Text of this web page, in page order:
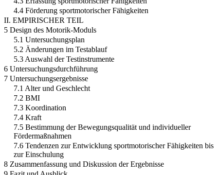
4.4 Förderung sportmotorischer Fähigkeiten
II. EMPIRISCHER TEIL
5 Design des Motorik-Moduls
5.1 Untersuchungsplan
5.2 Änderungen im Testablauf
5.3 Auswahl der Testinstrumente
6 Untersuchungsdurchführung
7 Untersuchungsergebnisse
7.1 Alter und Geschlecht
7.2 BMI
7.3 Koordination
7.4 Kraft
7.5 Bestimmung der Bewegungsqualität und individueller
Fördermaßnahmen
7.6 Tendenzen zur Entwicklung sportmotorischer Fähigkeiten bis
zur Einschulung
8 Zusammenfassung und Diskussion der Ergebnisse